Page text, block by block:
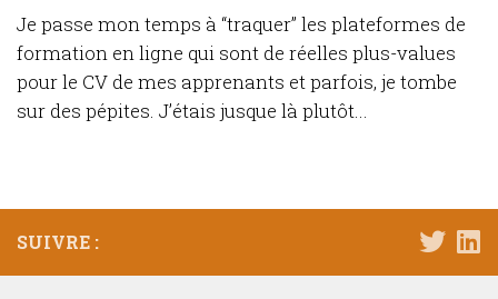
Je passe mon temps à “traquer” les plateformes de
formation en ligne qui sont de réelles plus-values
pour le CV de mes apprenants et parfois, je tombe
sur des pépites. J’étais jusque là plutôt...
SUIVRE :